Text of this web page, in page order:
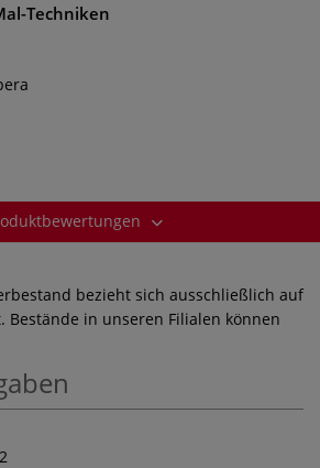
Techniken
bezieht sich ausschließlich auf
Bestände in unseren Filialen können